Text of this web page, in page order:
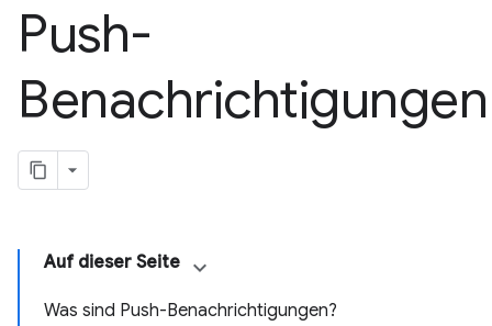
Push-
Benachrichtigungen
Auf dieser Seite
Was sind Push-Benachrichtigungen?